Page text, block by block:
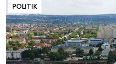
POLITIK